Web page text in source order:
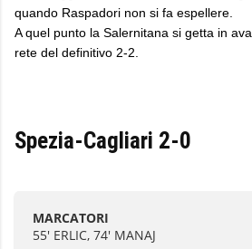
quando Raspadori non si fa espellere.
A quel punto la Salernitana si getta in
rete del definitivo 2-2.
Spezia-Cagliari 2-0
MARCATORI
55' ERLIC, 74' MANAJ